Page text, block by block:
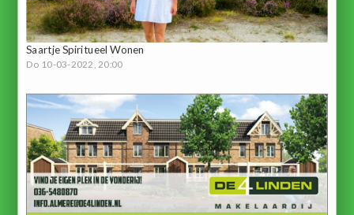
Saartje Spiritueel Wonen
Do 10-03-2022, 20:00